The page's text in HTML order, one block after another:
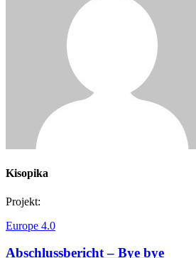
Kisopika
Projekt:
Europe 4.0
Abschlussbericht – Bye bye